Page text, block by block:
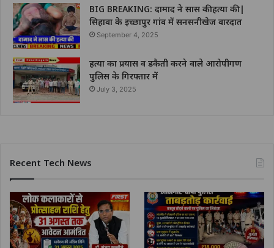
BIG BREAKING: दामाद ने सास की हत्या की |
सिहावा के इच्छापुर गांव में सनसनीखेज वारदात
September 4, 2025
हत्या का प्रयास व डकैती करने वाले आरोपीगण
पुलिस के गिरफ्तार में
July 3, 2025
Recent Tech News